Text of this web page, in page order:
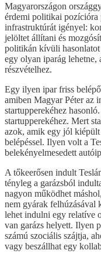
Magyarországon
érdemi politikai pozícióra
infrastruktúrát igényel:
jelöltet állítani és
politikán kívüli hasonlatot
egy olyan iparág lehetne,
részvételhez.
Egy ilyen ipar friss
amiben Magyar Péter az
startupperekéhez
startupperekéhez. Mert
azok, amik egy jól
belépéssel. Ilyen volt a
belekényelmesedett
A tőkeerősen indult
tényleg a garázsból
nagyon működhet
nem gyárak felhúzásával
lehet indulni egy relatíve
van garázs helyett. Ilyen
számú szociális szájtja,
vagy beszállhat egy